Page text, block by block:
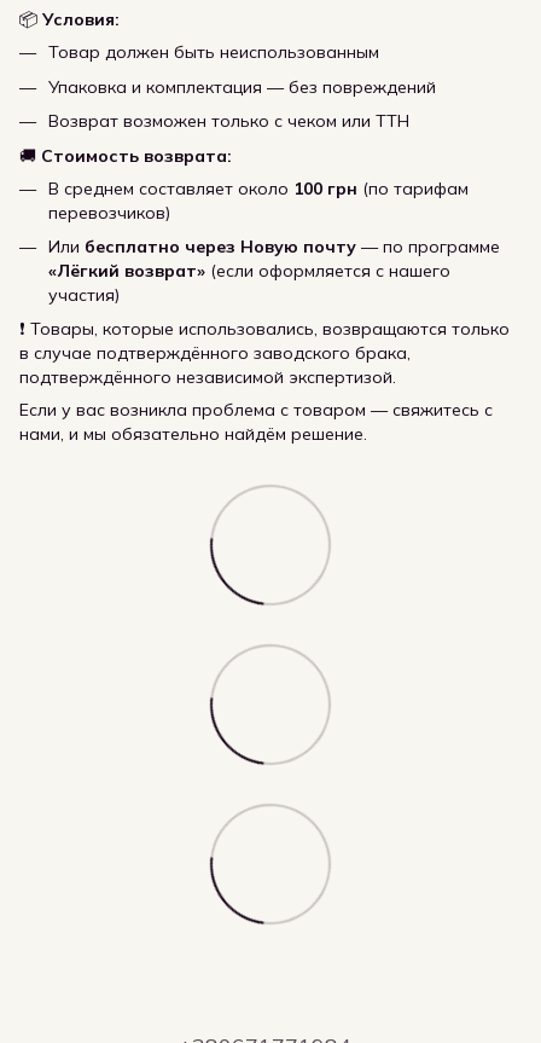
📦 Условия:
Товар должен быть неиспользованным
Упаковка и комплектация — без повреждений
Возврат возможен только с чеком или ТТН
🚚 Стоимость возврата:
В среднем составляет около 100 грн (по тарифам
перевозчиков)
Или бесплатно через Новую почту — по программе
«Лёгкий возврат» (если оформляется с нашего
участия)
❗ Товары, которые использовались, возвращаются только
в случае подтверждённого заводского брака,
подтверждённого независимой экспертизой.
Если у вас возникла проблема с товаром — свяжитесь с
нами, и мы обязательно найдём решение.